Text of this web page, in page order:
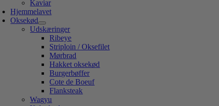
Kaviar
Hjemmelavet
Oksekød
Udskæringer
Ribeye
Striploin / Oksefilet
Mørbrad
Hakket oksekød
Burgerbøffer
Cote de Boeuf
Flanksteak
Wagyu